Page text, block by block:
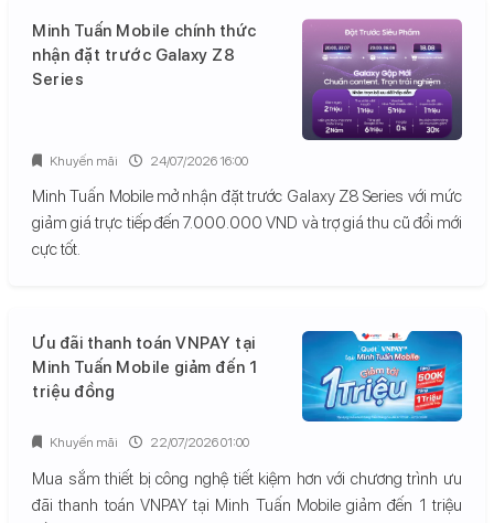
Minh Tuấn Mobile chính thức
nhận đặt trước Galaxy Z8
Series
Minh Tuấn Mobile mở nhận đặt trước Galaxy Z8 Series với mức
giảm giá trực tiếp đến 7.000.000 VND và trợ giá thu cũ đổi mới
cực tốt.
Khuyến mãi 24/07/2026 16:00
Ưu đãi thanh toán VNPAY tại
Minh Tuấn Mobile giảm đến 1
triệu đồng
Mua sắm thiết bị công nghệ tiết kiệm hơn với chương trình ưu
đãi thanh toán VNPAY tại Minh Tuấn Mobile giảm đến 1 triệu
Khuyến mãi 22/07/2026 01:00